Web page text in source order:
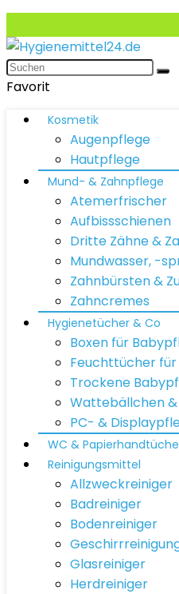
Favorit
Kosmetik
Augenpflege
Hautpflege
Mund- & Zahnpflege
Atemerfrischer
Aufbissschienen
Dritte Zähne &
Mundwasser, -
Zahnbürsten &
Zahncremes
Hygienetücher & Co
Boxen für
Feuchttücher für
Trockene
Wattebällchen
PC- &
WC &
Reinigungsmittel
Allzweckreiniger
Badreiniger
Bodenreiniger
Glasreiniger
Herdreiniger